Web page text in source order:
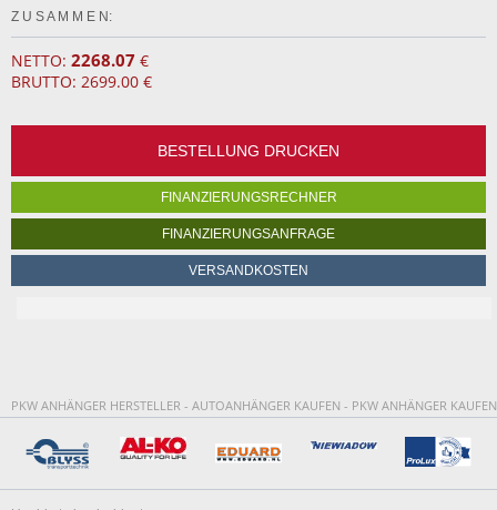
Z U S A M M E N:
NETTO: 2268.07 €
BRUTTO: 2699.00 €
BESTELLUNG DRUCKEN
FINANZIERUNGSRECHNER
FINANZIERUNGSANFRAGE
VERSANDKOSTEN
PKW ANHÄNGER HERSTELLER - AUTOANHÄNGER KAUFEN - PKW ANHÄNGER KAUFEN